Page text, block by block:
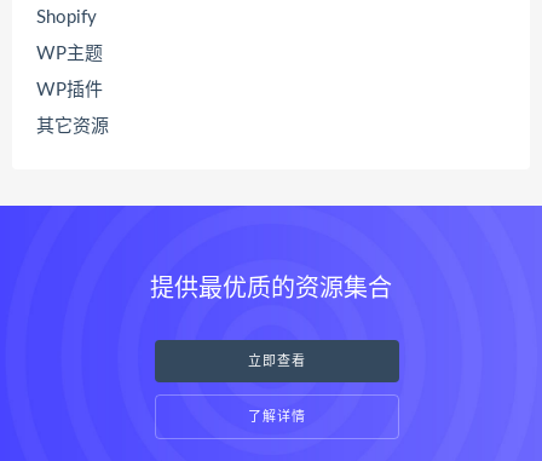
Shopify
WP主题
WP插件
其它资源
提供最优质的资源集合
立即查看
了解详情